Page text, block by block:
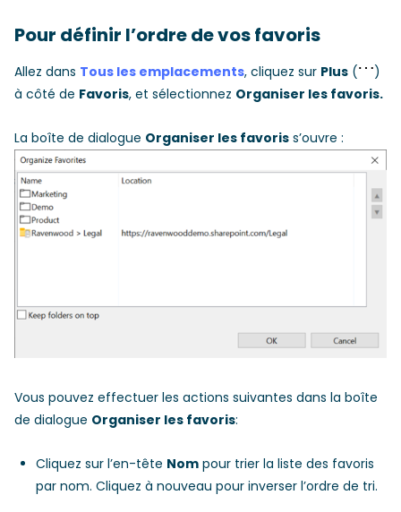
Pour définir l’ordre de vos favoris
Allez dans Tous les emplacements, cliquez sur Plus (
)
à côté de Favoris, et sélectionnez Organiser les favoris.
La boîte de dialogue Organiser les favoris s’ouvre :
Vous pouvez effectuer les actions suivantes dans la boîte
de dialogue Organiser les favoris:
Cliquez sur l’en-tête Nom pour trier la liste des favoris
par nom. Cliquez à nouveau pour inverser l’ordre de tri.